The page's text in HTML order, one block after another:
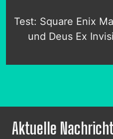
Test: Square Enix
und Deus Ex
Aktuelle